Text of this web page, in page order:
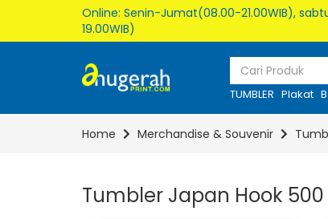
Online: Senin-Jumat(08.00-21.00WIB),
19.00WIB)
TUMBLER Plakat
Home Merchandise & Souvenir
Tumbler Japan Hook 500